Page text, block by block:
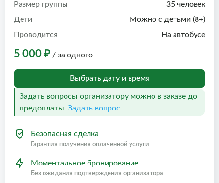
Размер группы
35 человек
Дети
Можно с детьми (8+)
Проводится
На автобусе
5 000 ₽ / за одного
Выбрать дату и время
Задать вопросы организатору можно в заказе до
предоплаты. Задать вопрос
Безопасная сделка
Гарантия получения оплаченной услуги
Моментальное бронирование
Без ожидания подтверждения организатора